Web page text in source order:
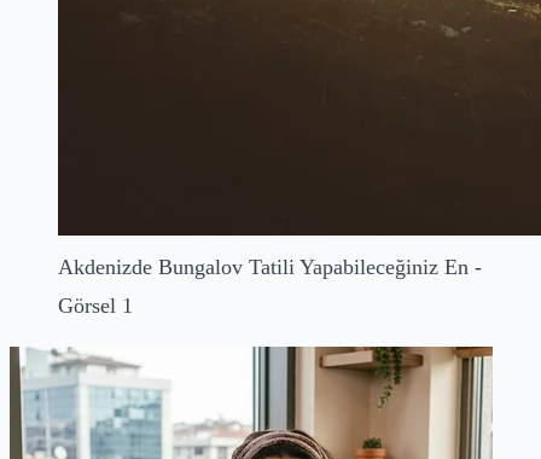
Akdenizde Bungalov Tatili Yapabileceğiniz En -
Görsel 1